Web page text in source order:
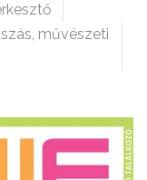
, művészeti